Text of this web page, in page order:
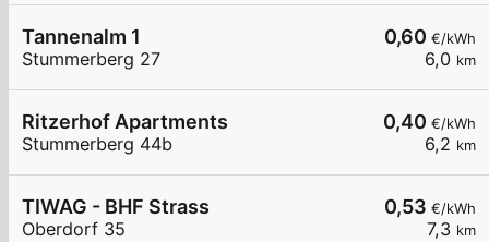
0,60 €/kWh
6,0 km
Tannenalm 1
Stummerberg 27
0,40 €/kWh
6,2 km
Ritzerhof Apartments
Stummerberg 44b
0,53 €/kWh
7,3 km
TIWAG - BHF Strass
Oberdorf 35